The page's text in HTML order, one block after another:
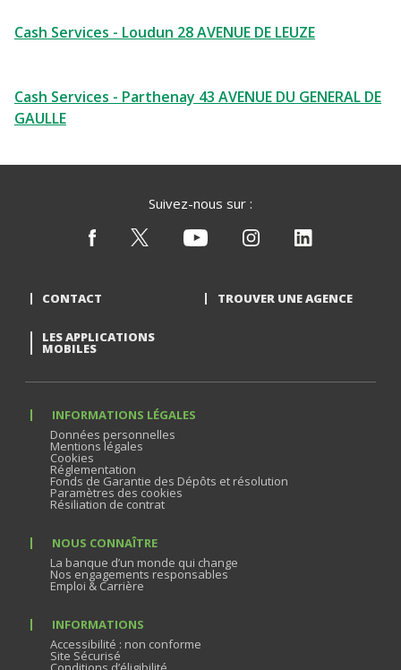
Cash Services - Loudun 28 AVENUE DE LEUZE
Cash Services - Parthenay 43 AVENUE DU GENERAL DE
GAULLE
Suivez-nous sur :
CONTACT TROUVER UNE AGENCE
LES APPLICATIONS
MOBILES
INFORMATIONS LÉGALES
Données personnelles
Mentions légales
Cookies
Réglementation
Fonds de Garantie des Dépôts et résolution
Paramètres des cookies
Résiliation de contrat
NOUS CONNAÎTRE
La banque d’un monde qui change
Nos engagements responsables
Emploi & Carrière
INFORMATIONS
Accessibilité : non conforme
Site Sécurisé